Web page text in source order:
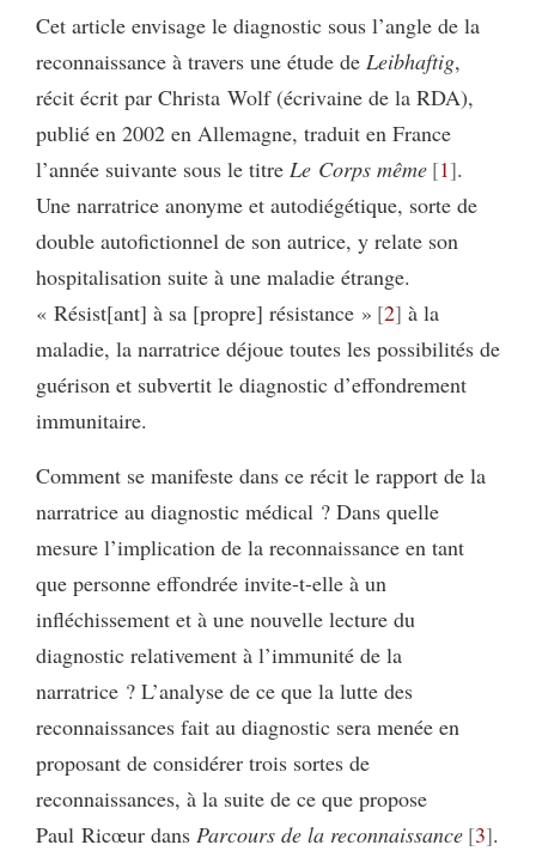
Cet article envisage le diagnostic sous l’angle de la
reconnaissance à travers une étude de Leibhaftig,
récit écrit par Christa Wolf (écrivaine de la RDA),
publié en 2002 en Allemagne, traduit en France
l’année suivante sous le titre Le Corps même 1 .
Une narratrice anonyme et autodiégétique, sorte de
double autofictionnel de son autrice, y relate son
hospitalisation suite à une maladie étrange.
« Résist[ant] à sa [propre] résistance » 2 à la
maladie, la narratrice déjoue toutes les possibilités de
guérison et subvertit le diagnostic d’effondrement
immunitaire.
Comment se manifeste dans ce récit le rapport de la
narratrice au diagnostic médical ? Dans quelle
mesure l’implication de la reconnaissance en tant
que personne effondrée invite-t-elle à un
infléchissement et à une nouvelle lecture du
diagnostic relativement à l’immunité de la
narratrice ? L’analyse de ce que la lutte des
reconnaissances fait au diagnostic sera menée en
proposant de considérer trois sortes de
reconnaissances, à la suite de ce que propose
Paul Ricœur dans Parcours de la reconnaissance 3 .